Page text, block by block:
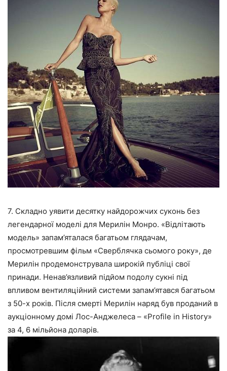
7. Складно уявити десятку найдорожчих суконь без
легендарної моделі для Мерилін Монро. «Відлітають
модель» запам’яталася багатьом глядачам,
просмотревшим фільм «Сверблячка сьомого року», де
Мерилін продемонструвала широкій публіці свої
принади. Ненав’язливий підйом подолу сукні під
впливом вентиляційний системи запам’ятався багатьом
з 50-х років. Після смерті Мерилін наряд був проданий в
аукціонному домі Лос-Анджелеса – «Profile in History»
за 4, 6 мільйона доларів.